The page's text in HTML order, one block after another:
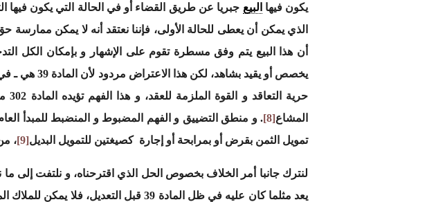
يكون فيها البيع جبريا عن طريق القضاء أو في الحالة التي يكون فيها
الذي يمكن أن يعطى للحالة الأولى، فإننا نعتقد أنه لا يمكن
أن هذا البيع يتم وفق مسطرة تقوم على الإشهار و بإمكان الكل
يخصص أو
المشاع[8]
. و منطق التضييق و الفهم المضبوط و المنضبط للمبدأ
تمويل الثمن بقرض أو بمرابحة أو إجارة كصيغتين للتمويل البديل[9] ،
لنترك جانبا أمر الخلاف بخصوص الحل الذي اقترحناه، و نلتفت
يعد مثلما كان عليه في ظل المادة 39 قبل